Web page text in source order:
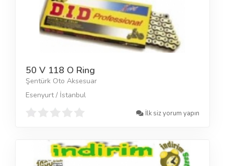
50 V 118 O Ring
Şentürk Oto Aksesuar
Esenyurt / İstanbul
İlk siz yorum yapın